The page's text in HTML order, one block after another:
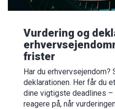
Vurdering og
frister
Har du erhvervsejendom?
deklarationen. Her får du
dine vigtigste deadlines –
reagere på, når